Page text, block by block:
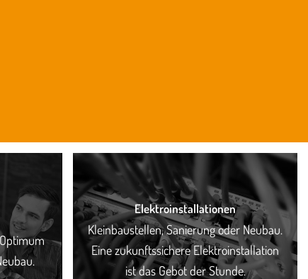
Elektroinstallationen
Kleinbaustellen, Sanierung oder Neubau.
Eine zukunftssichere Elektroinstallation
ist das Gebot der Stunde.